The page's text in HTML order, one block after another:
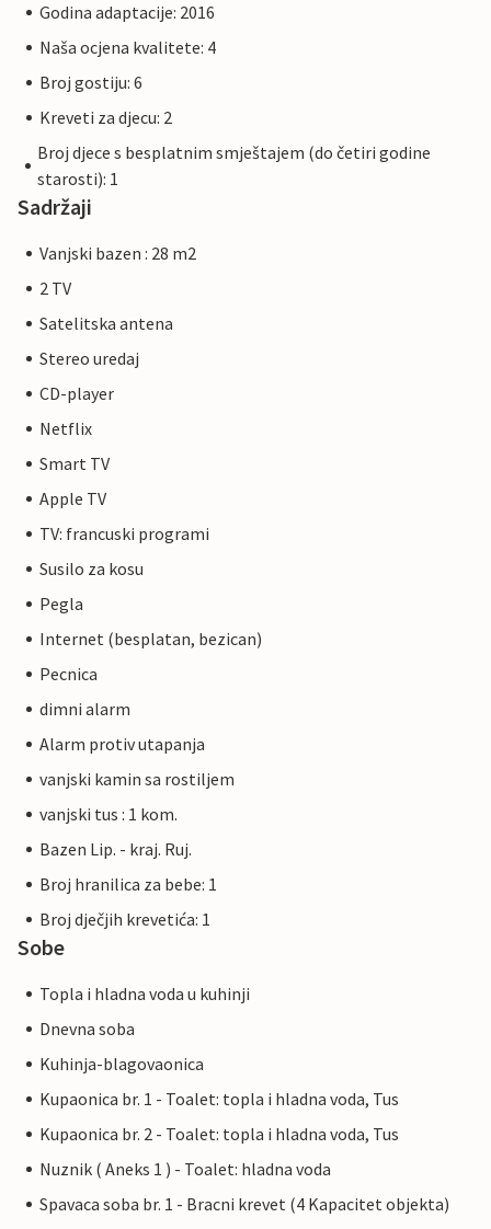
Godina adaptacije: 2016
Naša ocjena kvalitete: 4
Broj gostiju: 6
Kreveti za djecu: 2
Broj djece s besplatnim smještajem (do četiri godine
starosti): 1
Sadržaji
Vanjski bazen : 28 m2
2 TV
Satelitska antena
Stereo uredaj
CD-player
Netflix
Smart TV
Apple TV
TV: francuski programi
Susilo za kosu
Pegla
Internet (besplatan, bezican)
Pecnica
dimni alarm
Alarm protiv utapanja
vanjski kamin sa rostiljem
vanjski tus : 1 kom.
Bazen Lip. - kraj. Ruj.
Broj hranilica za bebe: 1
Broj dječjih krevetića: 1
Sobe
Topla i hladna voda u kuhinji
Dnevna soba
Kuhinja-blagovaonica
Kupaonica br. 1 - Toalet: topla i hladna voda, Tus
Kupaonica br. 2 - Toalet: topla i hladna voda, Tus
Nuznik ( Aneks 1 ) - Toalet: hladna voda
Spavaca soba br. 1 - Bracni krevet (4 Kapacitet objekta)